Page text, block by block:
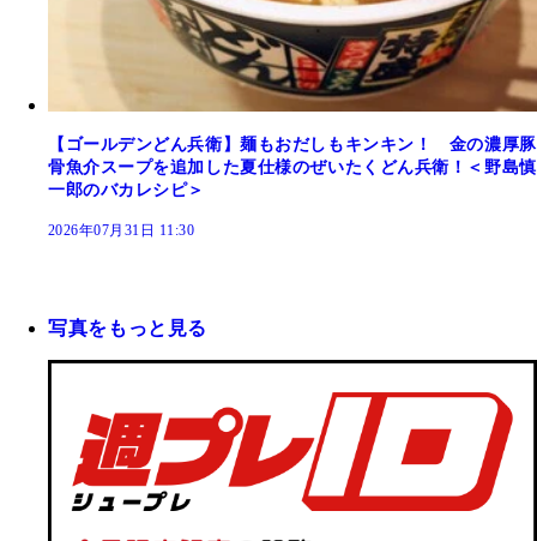
【ゴールデンどん兵衛】麺もおだしもキンキン！ 金の濃厚豚
骨魚介スープを追加した夏仕様のぜいたくどん兵衛！＜野島慎
一郎のバカレシピ＞
2026年07月31日 11:30
写真をもっと見る